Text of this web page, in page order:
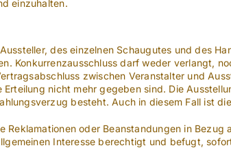
einzuhalten.
des einzelnen Schaugutes und des
Konkurrenzausschluss darf weder verlangt,
zwischen Veranstalter und
Erteilung nicht mehr gegeben sind. Die
besteht. Auch in diesem Fall ist
Reklamationen oder Beanstandungen in
Interesse berechtigt und befugt,